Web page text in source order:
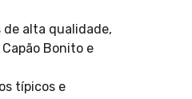
de alta qualidade,
Bonito e
típicos e